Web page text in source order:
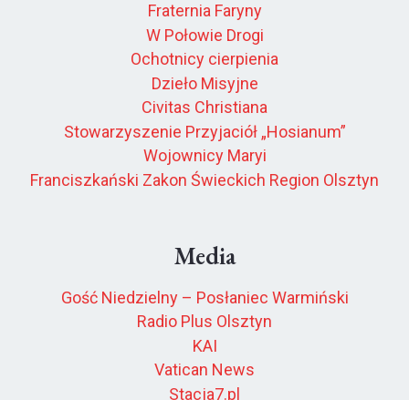
Fraternia Faryny
W Połowie Drogi
Ochotnicy cierpienia
Dzieło Misyjne
Civitas Christiana
Stowarzyszenie Przyjaciół „Hosianum”
Wojownicy Maryi
Franciszkański Zakon Świeckich Region Olsztyn
Media
Gość Niedzielny – Posłaniec Warmiński
Radio Plus Olsztyn
KAI
Vatican News
Stacja7.pl